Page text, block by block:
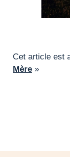
Cet article est
Mère »